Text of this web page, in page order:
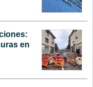
en